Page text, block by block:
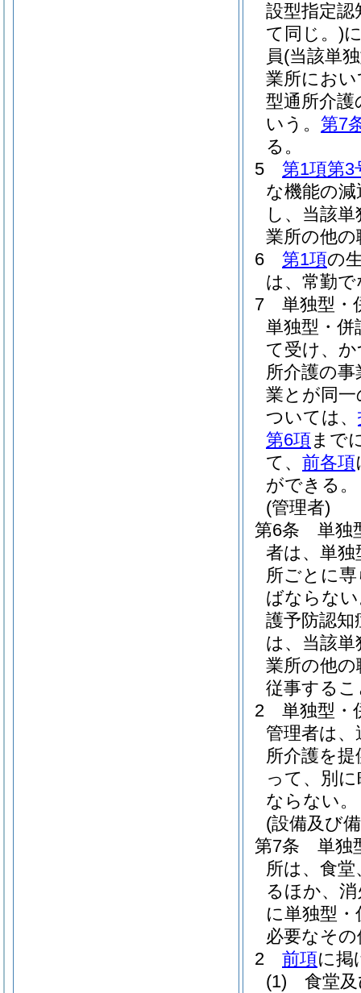
設型指定認
て同じ。)
員(当該単
業所におい
型通所介
いう。 第7
る。
5
第1項第3
な機能の
し、当該
業所の他
6
第1項の
は、常勤
7
単独型・
単独型・併
て受け、
所介護の
業とが同
ついては、
第6項 まで
て、 前各項
ができる。
(管理者)
第6条
単独
者は、単独
所ごとに
ばならな
護予防認知
は、当該単
業所の他
従事する
2
単独型・
管理者は、
所介護を
って、別
ならない。
(設備及び
第7条
単独
所は、食
るほか、
に単独型
必要なそ
2
前項に掲
(1)
食堂